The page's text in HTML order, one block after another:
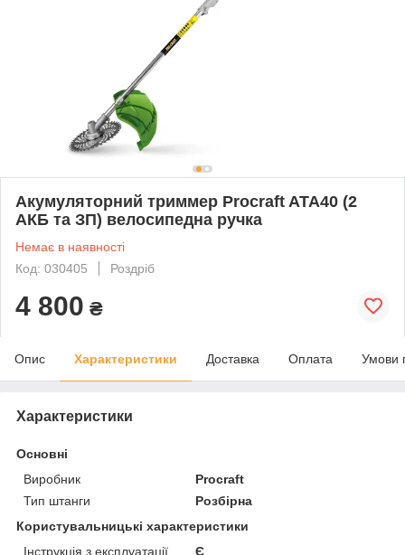
Акумуляторний триммер Procraft ATA40 (2
АКБ та ЗП) велосипедна ручка
Немає в наявності
Код: 030405
Роздріб
4 800 ₴
Опис Характеристики Доставка Оплата Умови
Характеристики
Основні
Виробник
Procraft
Тип штанги
Розбірна
Користувальницькі характеристики
Інструкція з експлуатації
Є